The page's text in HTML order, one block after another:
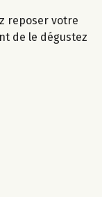
reposer votre
de le dégustez